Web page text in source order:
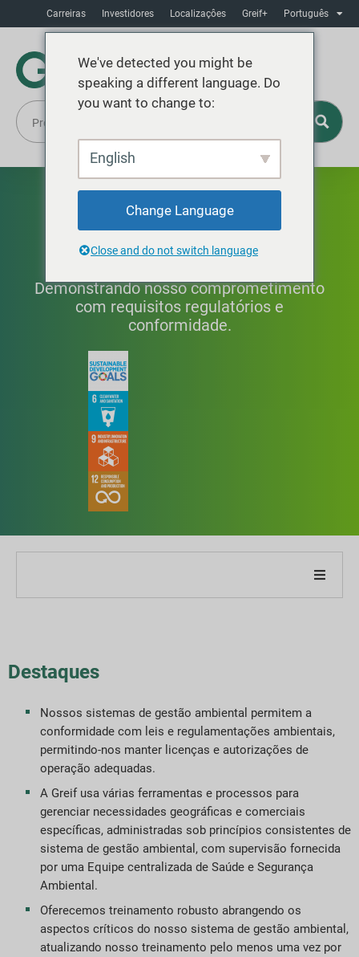
Carreiras Investidores Localizaçôes Greif+ Português
Sistemas de Gestão
Ambiental
Demonstrando nosso comprometimento
com requisitos regulatórios e
conformidade.
e Desempenho
de relatórios ESG
de downloads
Destaques
Nossos sistemas de gestão ambiental permitem a
conformidade com leis e regulamentações ambientais,
permitindo-nos manter licenças e autorizações de
operação adequadas.
A Greif usa várias ferramentas e processos para
gerenciar necessidades geográficas e comerciais
específicas, administradas sob princípios consistentes de
sistema de gestão ambiental, com supervisão fornecida
por uma Equipe centralizada de Saúde e Segurança
Ambiental.
Oferecemos treinamento robusto abrangendo os
aspectos críticos do nosso sistema de gestão ambiental,
atualizando nosso treinamento pelo menos uma vez por
We've detected you might be
speaking a different language. Do
you want to change to:
English
Change Language
Close and do not switch language